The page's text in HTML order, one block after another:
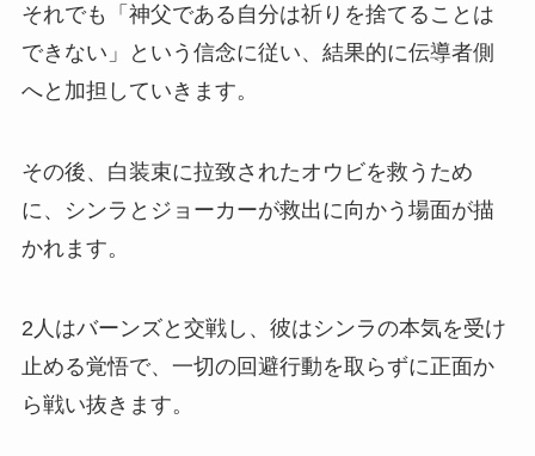
それでも「神父である自分は祈りを捨てることは
できない」という信念に従い、結果的に伝導者側
へと加担していきます。
その後、白装束に拉致されたオウビを救うため
に、シンラとジョーカーが救出に向かう場面が描
かれます。
2人はバーンズと交戦し、彼はシンラの本気を受け
止める覚悟で、一切の回避行動を取らずに正面か
ら戦い抜きます。